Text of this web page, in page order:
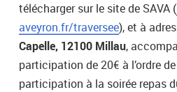
télécharger sur le site de SAVA (
aveyron.fr/traversee), et à
Capelle, 12100 Millau,
participation de 20€ à l’ordre
participation à la soirée repas